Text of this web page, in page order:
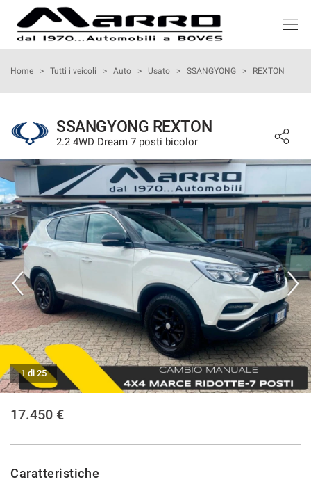
HOME
ACQUISTIAMO USATO
NOLEGGIO
ASSISTENZA
SERVIZI
RECENSIONI
CONTATTI
NEWS
AREA COMMERCIANTI
Home > Tutti i veicoli > Auto > Usato > SSANGYONG > REXTON
SSANGYONG REXTON
2.2 4WD Dream 7 posti bicolor
1 di 25
17.450 €
Caratteristiche